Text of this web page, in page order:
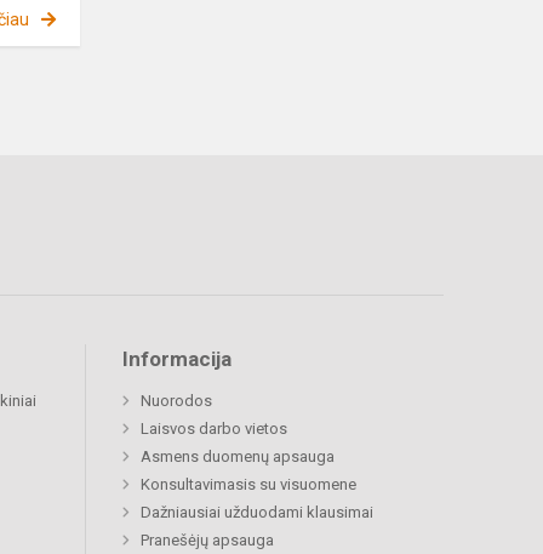
Informacija
Nuorodos
Laisvos darbo vietos
Asmens duomenų apsauga
Konsultavimasis su visuomene
Dažniausiai užduodami klausimai
Pranešėjų apsauga